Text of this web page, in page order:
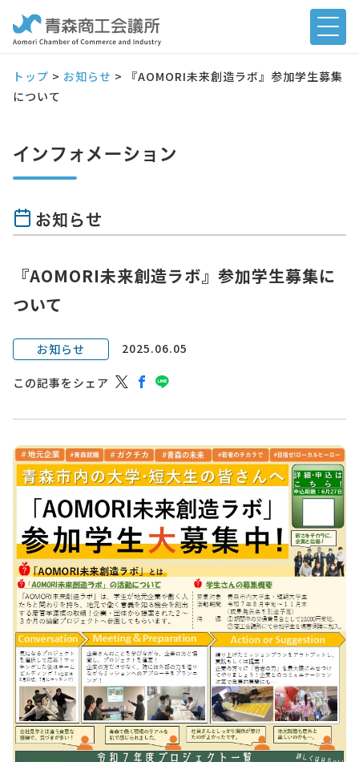
トップ > お知らせ >
『AOMORI未来創造ラボ』参加学生募集
について
インフォメーション
お知らせ
『AOMORI未来創造ラボ』参加学生募集に
ついて
お知らせ 2025.06.05
この記事をシェア